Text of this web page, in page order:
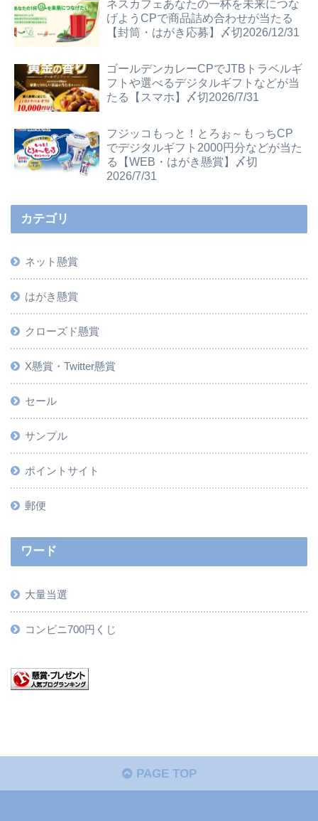
ネスカフェあなたの一杯を未来につな
げようCPで商品詰め合わせが当たる
【封筒・はがき応募】〆切2026/12/31
ゴールデンカレーCPでJTBトラベルギ
フトや選べるデジタルギフトなどが当
たる【スマホ】〆切2026/7/31
フジッコもっと！とろぉ～もっちCP
でデジタルギフト2000円分などが当た
る【WEB・はがき懸賞】〆切
2026/7/31
カテゴリ
ネット懸賞
はがき懸賞
クローズド懸賞
X懸賞・Twitter懸賞
セール
サンプル
ポイントサイト
郵便
ワード
大量当選
コンビニ700円くじ
PAGE TOP